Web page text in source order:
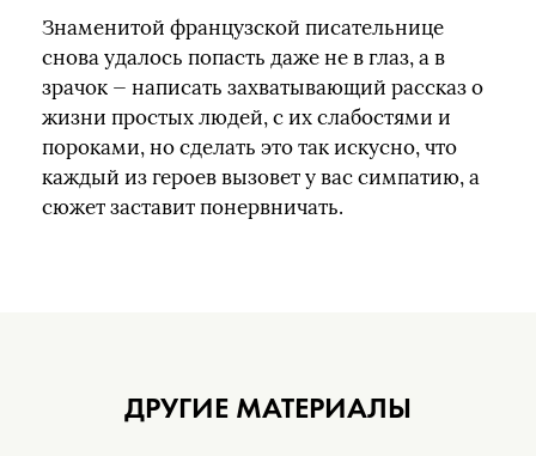
Знаменитой французской писательнице
снова удалось попасть даже не в глаз, а в
зрачок — написать захватывающий рассказ о
жизни простых людей, с их слабостями и
пороками, но сделать это так искусно, что
каждый из героев вызовет у вас симпатию, а
сюжет заставит понервничать.
ДРУГИЕ МАТЕРИАЛЫ